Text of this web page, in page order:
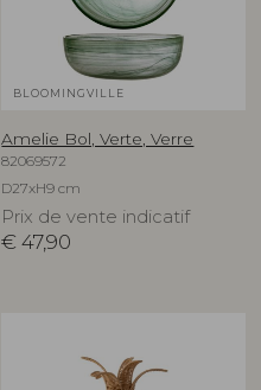
BLOOMINGVILLE
Amelie Bol, Verte, Verre
82069572
D27xH9 cm
Prix de vente indicatif
€ 47,90